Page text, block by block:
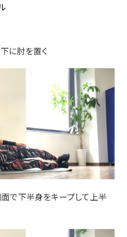
に肘を置く
で下半身をキープして上半